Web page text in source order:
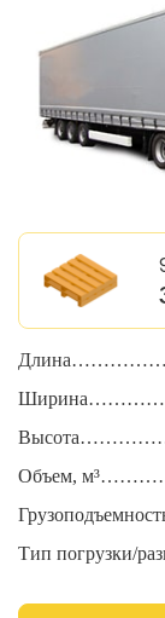
Объем,
Тип погрузки/